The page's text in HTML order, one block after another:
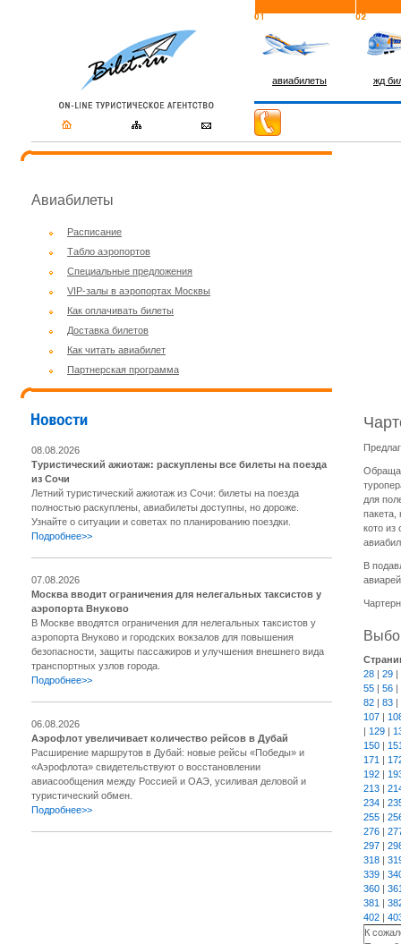
авиабилеты жд
Авиабилеты
Расписание
Табло аэропортов
Специальные предложения
VIP-залы в аэропортах Москвы
Как оплачивать билеты
Доставка билетов
Как читать авиабилет
Партнерская программа
08.08.2026
Туристический ажиотаж: раскуплены все билеты на поезда
из Сочи
Летний туристический ажиотаж из Сочи: билеты на поезда
полностью раскуплены, авиабилеты доступны, но дороже.
Узнайте о ситуации и советах по планированию поездки.
Подробнее>>
07.08.2026
Москва вводит ограничения для нелегальных таксистов у
аэропорта Внуково
В Москве вводятся ограничения для нелегальных таксистов у
аэропорта Внуково и городских вокзалов для повышения
безопасности, защиты пассажиров и улучшения внешнего вида
транспортных узлов города.
Подробнее>>
06.08.2026
Аэрофлот увеличивает количество рейсов в Дубай
Расширение маршрутов в Дубай: новые рейсы «Победы» и
«Аэрофлота» свидетельствуют о восстановлении
авиасообщения между Россией и ОАЭ, усиливая деловой и
туристический обмен.
Подробнее>>
для
пакета,
кото из
В
28 | 29 |
55 | 56 |
82 | 83 |
107 |
| 129 |
150 |
171 |
192 |
213 |
234 |
255 |
276 |
297 |
318 |
339 |
360 |
381 |
402 |
К